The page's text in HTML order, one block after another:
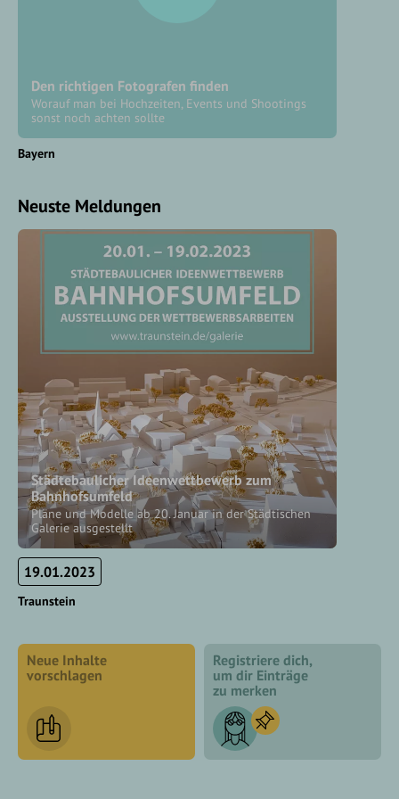
Den richtigen Fotografen finden
Worauf man bei Hochzeiten, Events und Shootings
sonst noch achten sollte
Bayern
Neuste Meldungen
Städtebaulicher Ideenwettbewerb zum
Bahnhofsumfeld
Pläne und Modelle ab 20. Januar in der Städtischen
Galerie ausgestellt
19.01.2023
Traunstein
Neue Inhalte
vorschlagen
Registriere dich,
um dir Einträge
zu merken